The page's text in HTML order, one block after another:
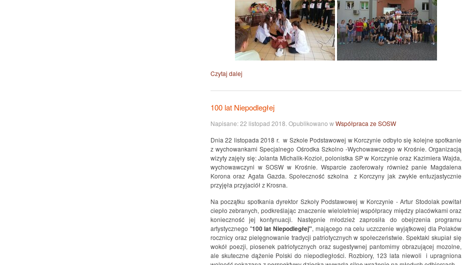
Czytaj dalej
100 lat Niepodległej
Napisane:22 listopad 2018 . Opublikowano wWspółpraca ze SOSW
Dnia 22 listopada 2018 r. w Szkole Podstawowej w Korczynie odbyło się kolejne spotkanie
z wychowankami Specjalnego Ośrodka Szkolno -Wychowawczego w Krośnie. Organizacją
wizyty zajęły się: Jolanta Michalik-Kozioł, polonistka SP w Korczynie oraz Kazimiera Wajda,
wychowawczyni w SOSW w Krośnie. Wsparcie zaoferowały również panie Magdalena
Korona oraz Agata Gazda. Społeczność szkolna z Korczyny jak zwykle entuzjastycznie
przyjęła przyjaciół z Krosna.
Na początku spotkania dyrektor Szkoły Podstawowej w Korczynie - Artur Stodolak powitał
ciepło zebranych, podkreślając znaczenie wieloletniej współpracy między placówkami oraz
konieczność jej kontynuacji. Następnie młodzież zaprosiła do obejrzenia programu
artystycznego "100 lat Niepodległej", mającego na celu uczczenie wyjątkowej dla Polaków
rocznicy oraz pielęgnowanie tradycji patriotycznych w społeczeństwie. Spektakl skupiał się
wokół poezji, piosenek patriotycznych oraz sugestywnej pantomimy obrazującej mozolne,
ale skuteczne dążenie Polski do niepodległości. Rozbiory, 123 lata niewoli i upragniona